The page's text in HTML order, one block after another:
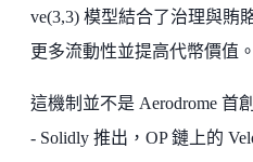
ve(3,3) 模型結合了治理與賄
更多流動性並提高代幣價值。
這機制並不是 Aerodrome 首
- Solidly 推出，OP 鏈上的